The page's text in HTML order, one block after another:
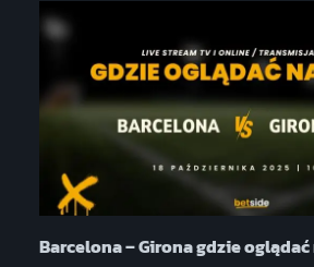
Barcelona – Girona gdzie